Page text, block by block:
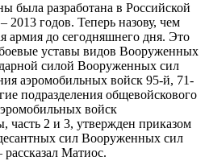
была разработана в Российской
2013 годов. Теперь назову, чем
армия до сегодняшнего дня. Это
уставы видов Вооруженных
силой Вооруженных сил
аэромобильных войск 95-й, 71-
подразделения общевойскового
войск
2 и 3, утвержден приказом
сил Вооруженных сил
Матиос.